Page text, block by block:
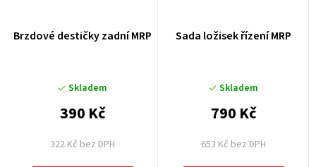
Brzdové destičky zadní MRP
Skladem
322 Kč bez DPH
390 Kč
Sada ložisek řízení MRP
Skladem
653 Kč bez DPH
790 Kč